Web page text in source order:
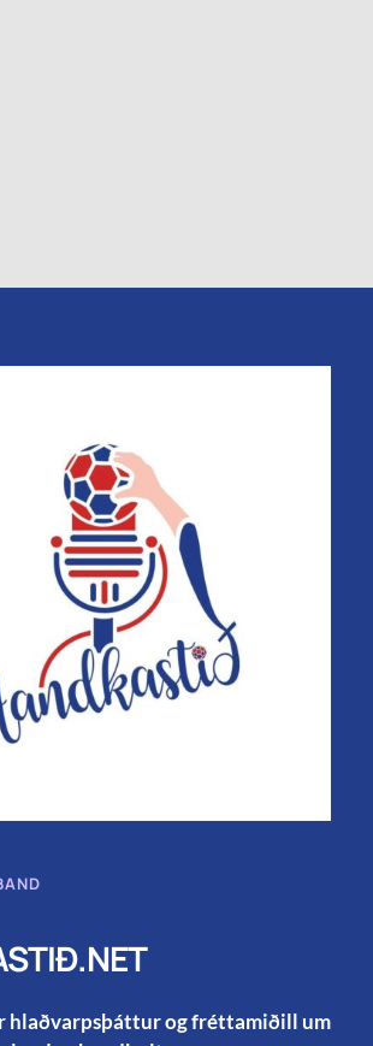
hlaðvarpsþáttur og fréttamiðill um